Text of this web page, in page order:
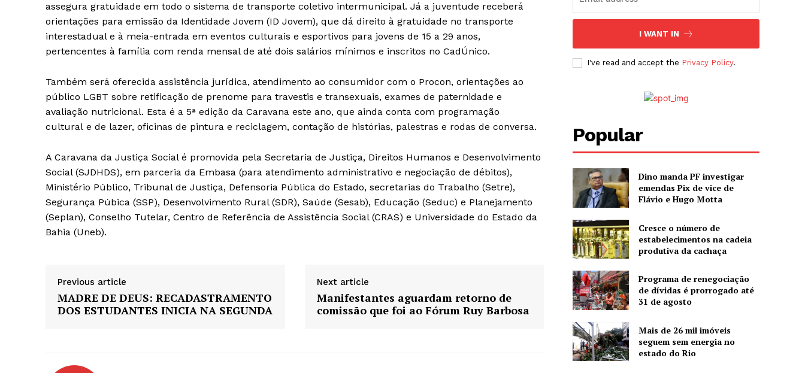
assegura gratuidade em todo o sistema de transporte coletivo intermunicipal. Já a juventude receberá
orientações para emissão da Identidade Jovem (ID Jovem), que dá direito à gratuidade no transporte
interestadual e à meia-entrada em eventos culturais e esportivos para jovens de 15 a 29 anos,
pertencentes à família com renda mensal de até dois salários mínimos e inscritos no CadÚnico.
Também será oferecida assistência jurídica, atendimento ao consumidor com o Procon, orientações ao
público LGBT sobre retificação de prenome para travestis e transexuais, exames de paternidade e
avaliação nutricional. Esta é a 5ª edição da Caravana este ano, que ainda conta com programação
cultural e de lazer, oficinas de pintura e reciclagem, contação de histórias, palestras e rodas de conversa.
A Caravana da Justiça Social é promovida pela Secretaria de Justiça, Direitos Humanos e Desenvolvimento
Social (SJDHDS), em parceria da Embasa (para atendimento administrativo e negociação de débitos),
Ministério Público, Tribunal de Justiça, Defensoria Pública do Estado, secretarias do Trabalho (Setre),
Segurança Púbica (SSP), Desenvolvimento Rural (SDR), Saúde (Sesab), Educação (Seduc) e Planejamento
(Seplan), Conselho Tutelar, Centro de Referência de Assistência Social (CRAS) e Universidade do Estado da
Bahia (Uneb).
Previous article
MADRE DE DEUS: RECADASTRAMENTO
DOS ESTUDANTES INICIA NA SEGUNDA
Next article
Manifestantes aguardam retorno de
comissão que foi ao Fórum Ruy Barbosa
I WANT IN
I've read and accept the Privacy Policy.
Popular
Dino manda PF investigar
emendas Pix de vice de
Flávio e Hugo Motta
Cresce o número de
estabelecimentos na cadeia
produtiva da cachaça
Programa de renegociação
de dívidas é prorrogado até
31 de agosto
Mais de 26 mil imóveis
seguem sem energia no
estado do Rio